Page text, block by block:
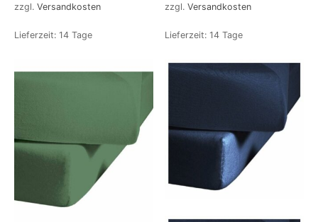
zzgl. Versandkosten
Lieferzeit: 14 Tage
zzgl. Versandkosten
Lieferzeit: 14 Tage